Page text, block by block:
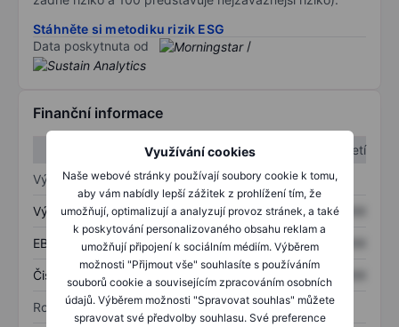
Využívání cookies
Naše webové stránky používají soubory cookie k tomu,
aby vám nabídly lepší zážitek z prohlížení tím, že
umožňují, optimalizují a analyzují provoz stránek, a také
k poskytování personalizovaného obsahu reklam a
umožňují připojení k sociálním médiím. Výběrem
možnosti "Přijmout vše" souhlasíte s používáním
souborů cookie a souvisejícím zpracováním osobních
údajů. Výběrem možnosti "Spravovat souhlas" můžete
spravovat své předvolby souhlasu. Své preference
Stáhněte si metodiku rizik ESG
Data poskytnuta od
/
Finanční informace
1. čtvrtletí
2. čtvrtletí
Výkaz zisku a ztráty
Výnos XXXXXXX XXXXXXX
EBITDA XXXXXXX XXXXXXX
Čistý příjem XXXXXXX XXXXXXX
Rozvaha